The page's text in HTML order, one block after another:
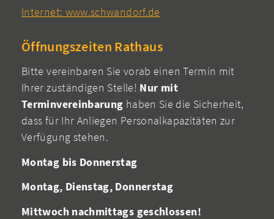
Internet: www.schwandorf.de
Öffnungszeiten Rathaus
Bitte vereinbaren Sie vorab einen Termin mit
Ihrer zuständigen Stelle! Nur mit
Terminvereinbarung haben Sie die Sicherheit,
dass für Ihr Anliegen Personalkapazitäten zur
Verfügung stehen.
Montag bis Donnerstag
Montag, Dienstag, Donnerstag
Mittwoch nachmittags geschlossen!